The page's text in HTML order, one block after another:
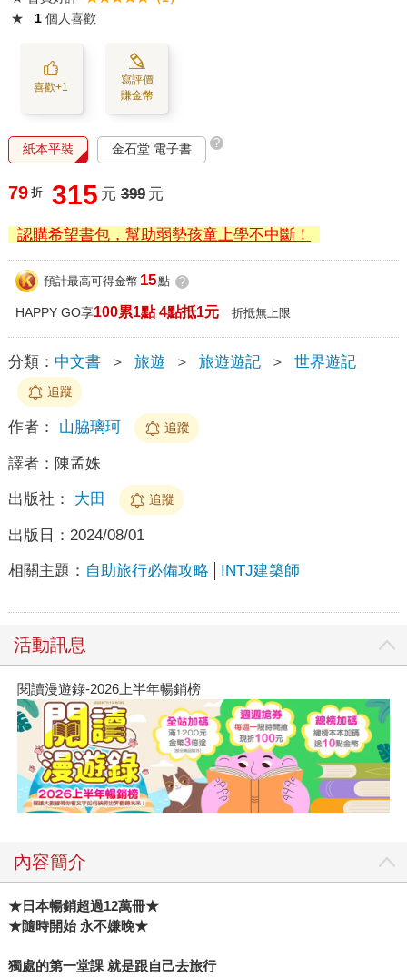
★
1 個人喜歡
喜歡+1
寫評價
賺金幣
紙本平裝 金石堂 電子書 ?
79 折 315 元 399 元
認購希望書包，幫助弱勢孩童上學不中斷！
預計最高可得金幣 15點 ?
HAPPY GO享100累1點 4點抵1元 折抵無上限
分類： 中文書 ＞ 旅遊 ＞ 旅遊遊記 ＞ 世界遊記
追蹤
作者： 山脇璃珂 追蹤
譯者： 陳孟姝
出版社： 大田 追蹤
出版日： 2024/08/01
相關主題： 自助旅行必備攻略 INTJ建築師
活動訊息
閱讀漫遊錄-2026上半年暢銷榜
內容簡介
★日本暢銷超過12萬冊★
★隨時開始 永不嫌晚★
獨處的第一堂課 就是跟自己去旅行